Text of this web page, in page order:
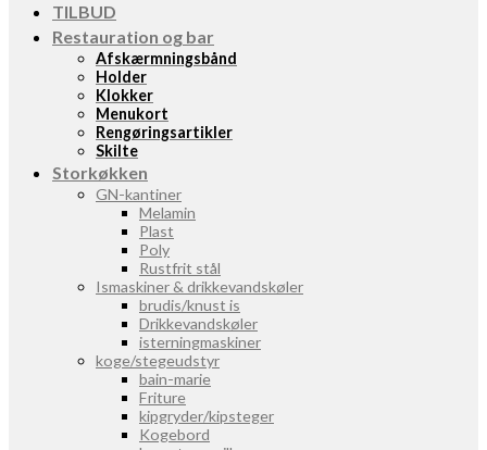
TILBUD
Restauration og bar
Afskærmningsbånd
Holder
Klokker
Menukort
Rengøringsartikler
Skilte
Storkøkken
GN-kantiner
Melamin
Plast
Poly
Rustfrit stål
Ismaskiner & drikkevandskøler
brudis/knust is
Drikkevandskøler
isterningmaskiner
koge/stegeudstyr
bain-marie
Friture
kipgryder/kipsteger
Kogebord